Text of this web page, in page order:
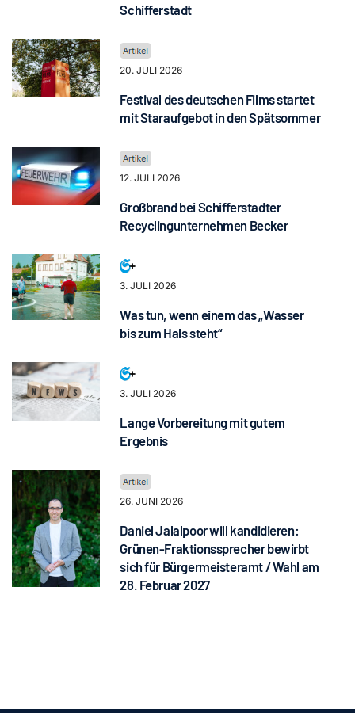
Schifferstadt
20. JULI 2026
Festival des deutschen Films startet
mit Staraufgebot in den Spätsommer
12. JULI 2026
Großbrand bei Schifferstadter
Recyclingunternehmen Becker
3. JULI 2026
Was tun, wenn einem das „Wasser
bis zum Hals steht“
3. JULI 2026
Lange Vorbereitung mit gutem
Ergebnis
26. JUNI 2026
Daniel Jalalpoor will kandidieren:
Grünen-Fraktionssprecher bewirbt
sich für Bürgermeisteramt / Wahl am
28. Februar 2027